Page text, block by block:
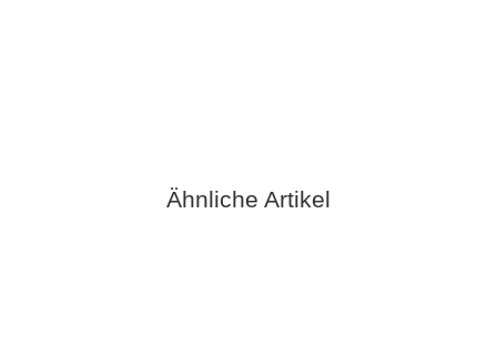
Ähnliche Artikel